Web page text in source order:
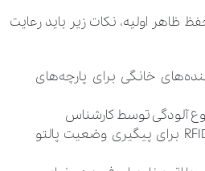
2.100.000 تومان
490.000 تومان
ظاهر اولیه، نکات زیر باید رعایت
خانگی برای پارچه‌های
آلودگی توسط کارشناس
استفاده از سیستم RFID برای پیگیری وضعیت پالتو